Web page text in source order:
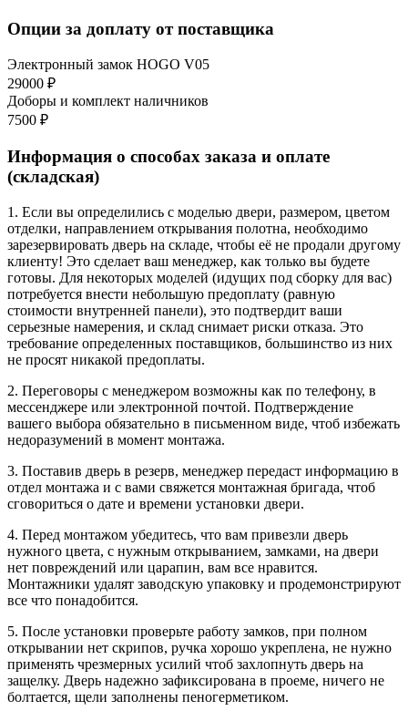
Опции за доплату от поставщика
Электронный замок HOGO V05
29000 ₽
Доборы и комплект наличников
7500 ₽
Информация о способах заказа и оплате
(складская)
1. Если вы определились с моделью двери, размером, цветом
отделки, направлением открывания полотна, необходимо
зарезервировать дверь на складе, чтобы её не продали другому
клиенту! Это сделает ваш менеджер, как только вы будете
готовы. Для некоторых моделей (идущих под сборку для вас)
потребуется внести небольшую предоплату (равную
стоимости внутренней панели), это подтвердит ваши
серьезные намерения, и склад снимает риски отказа. Это
требование определенных поставщиков, большинство из них
не просят никакой предоплаты.
2. Переговоры с менеджером возможны как по телефону, в
мессенджере или электронной почтой. Подтверждение
вашего выбора обязательно в письменном виде, чтоб избежать
недоразумений в момент монтажа.
3. Поставив дверь в резерв, менеджер передаст информацию в
отдел монтажа и с вами свяжется монтажная бригада, чтоб
сговориться о дате и времени установки двери.
4. Перед монтажом убедитесь, что вам привезли дверь
нужного цвета, с нужным открыванием, замками, на двери
нет повреждений или царапин, вам все нравится.
Монтажники удалят заводскую упаковку и продемонстрируют
все что понадобится.
5. После установки проверьте работу замков, при полном
открывании нет скрипов, ручка хорошо укреплена, не нужно
применять чрезмерных усилий чтоб захлопнуть дверь на
защелку. Дверь надежно зафиксирована в проеме, ничего не
болтается, щели заполнены пеногерметиком.